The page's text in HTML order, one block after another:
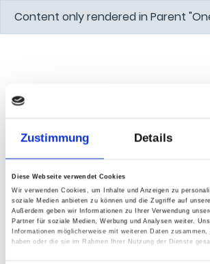
Zustimmung Details
Diese Webseite verwendet Cookies
Wir verwenden Cookies, um Inhalte und Anzeigen zu
soziale Medien anbieten zu können und die Zugriffe auf
Außerdem geben wir Informationen zu Ihrer Verwendung
Partner für soziale Medien, Werbung und Analysen weiter.
Informationen möglicherweise mit weiteren Daten
haben oder die sie im Rahmen Ihrer Nutzung der Dienste
Content only rendered in Parent